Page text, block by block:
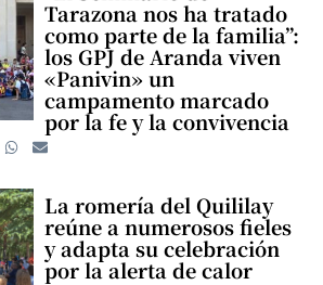
Tarazona nos ha tratado
como parte de la familia”:
los GPJ de Aranda viven
«Panivin» un
campamento marcado
por la fe y la convivencia
La romería del Quililay
reúne a numerosos fieles
y adapta su celebración
por la alerta de calor